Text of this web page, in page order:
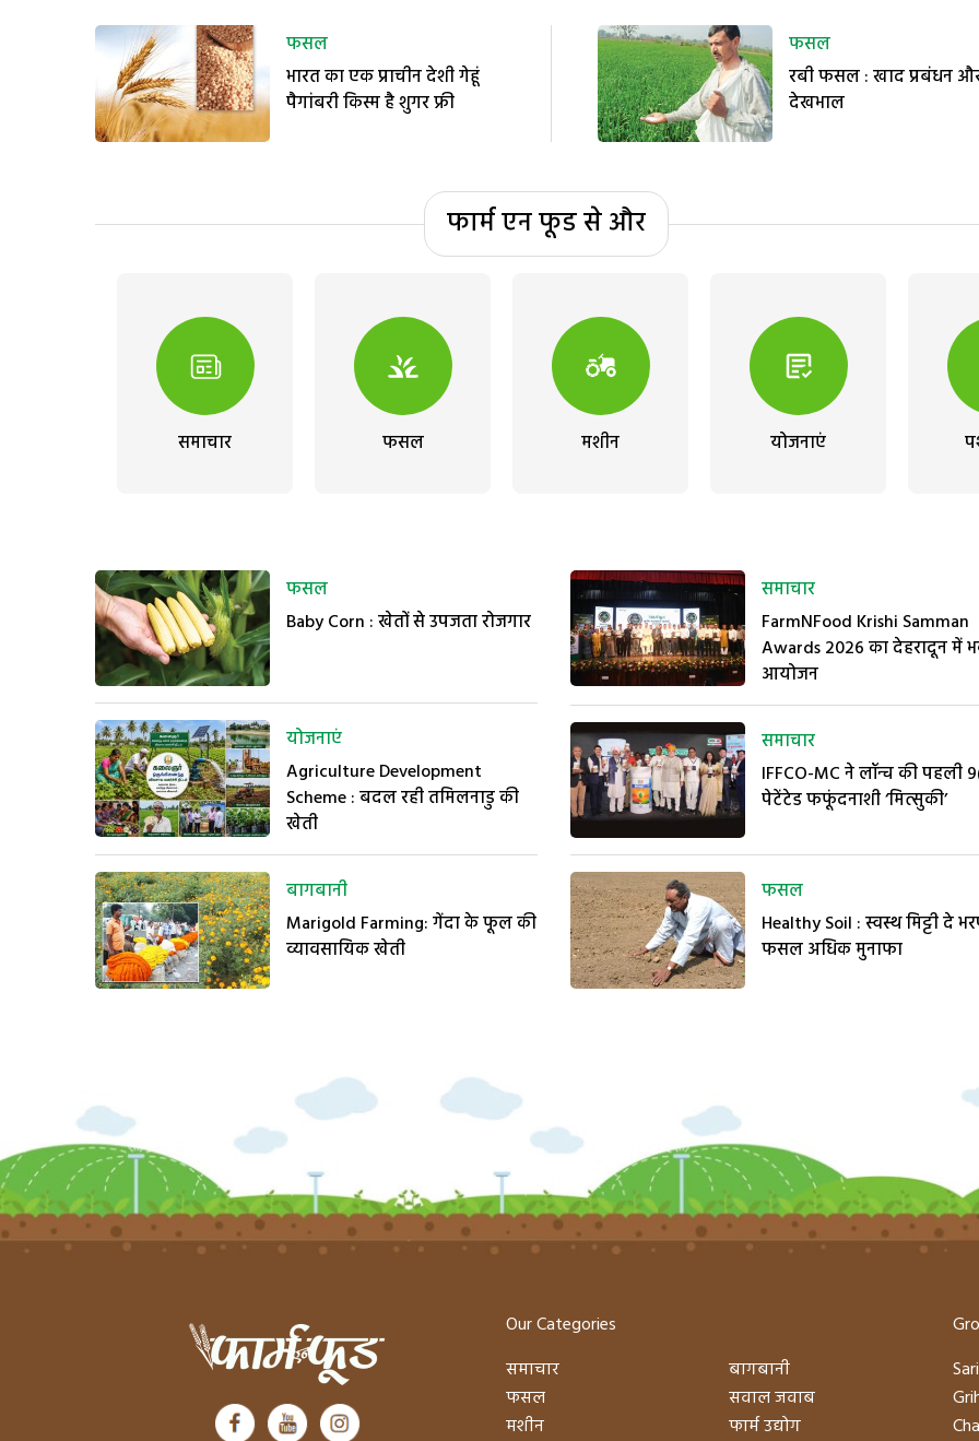
फसल
भारत का एक प्राचीन देशी गेहूं
पैगांबरी किस्म है शुगर फ्री
फसल
रबी फसल : खाद प्रबंधन
देखभाल
फार्म एन फूड से और
समाचार फसल मशीन योजनाएं
फसल
Baby Corn : खेतों से उपजता रोजगार
योजनाएं
Agriculture Development
Scheme : बदल रही तमिलनाडु की
खेती
बागबानी
Marigold Farming: गेंदा के फूल की
व्यावसायिक खेती
समाचार
FarmNFood Krishi Samman
Awards 2026 का देहरादून में
आयोजन
समाचार
IFFCO-MC ने लॉन्च की पहली
पेटेंटेड फफूंदनाशी ‘मित्सुकी’
फसल
Healthy Soil : स्वस्थ मिट्टी दे
फसल अधिक मुनाफा
Our Categories
समाचार
फसल
मशीन
बागबानी
सवाल जवाब
फार्म उद्योग